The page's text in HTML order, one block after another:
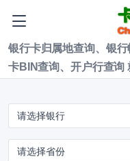
银行卡归属地查询、银
卡BIN查询、开户行查